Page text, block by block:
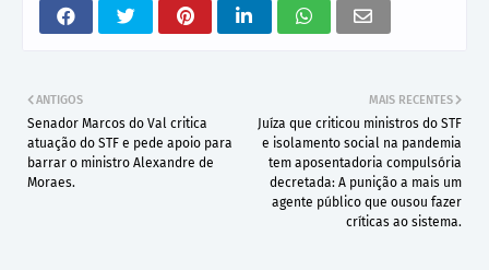
MAIS RECENTES
Juíza que criticou ministros do STF
e isolamento social na pandemia
tem aposentadoria compulsória
decretada: A punição a mais um
agente público que ousou fazer
críticas ao sistema.
ANTIGOS
Senador Marcos do Val critica
atuação do STF e pede apoio para
barrar o ministro Alexandre de
Moraes.